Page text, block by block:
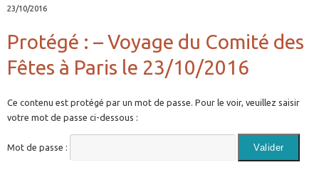
23/10/2016
Protégé : – Voyage du Comité des
Fêtes à Paris le 23/10/2016
Ce contenu est protégé par un mot de passe. Pour le voir, veuillez saisir
votre mot de passe ci-dessous :
Mot de passe :